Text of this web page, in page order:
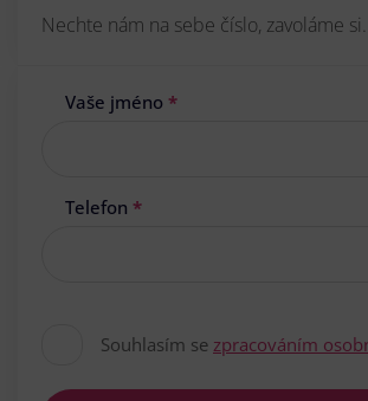
Nechte nám na sebe číslo, zavoláme si.
Vaše jméno *
Telefon *
Souhlasím se zpracováním